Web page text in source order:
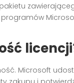
Microsoft